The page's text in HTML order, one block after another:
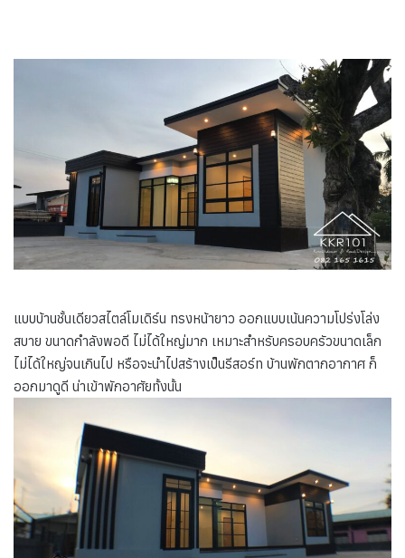
แบบบ้านชั้นเดียวสไตล์โมเดิร์น ทรงหน้ายาว ออกแบบเน้นความโปร่งโล่ง
สบาย ขนาดกำลังพอดี ไม่ได้ใหญ่มาก เหมาะสำหรับครอบครัวขนาดเล็ก
ไม่ได้ใหญ่จนเกินไป หรือจะนำไปสร้างเป็นรีสอร์ท บ้านพักตากอากาศ ก็
ออกมาดูดี น่าเข้าพักอาศัยทั้งนั้น